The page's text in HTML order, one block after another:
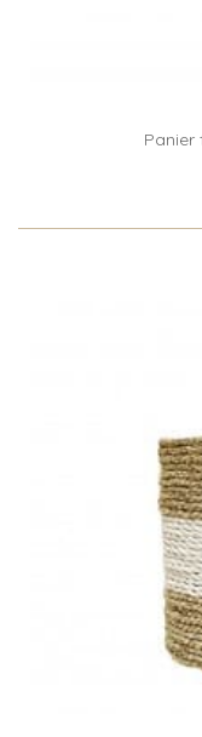
Panier